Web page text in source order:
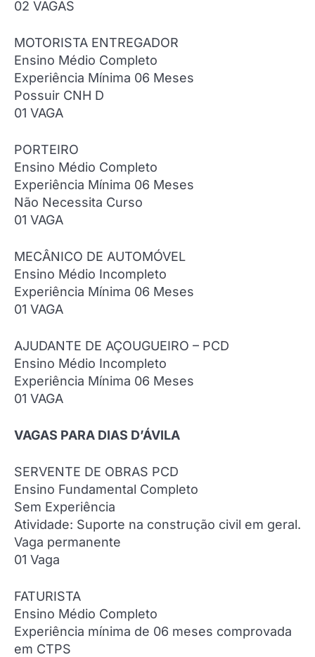
02 VAGAS
MOTORISTA ENTREGADOR
Ensino Médio Completo
Experiência Mínima 06 Meses
Possuir CNH D
01 VAGA
PORTEIRO
Ensino Médio Completo
Experiência Mínima 06 Meses
Não Necessita Curso
01 VAGA
MECÂNICO DE AUTOMÓVEL
Ensino Médio Incompleto
Experiência Mínima 06 Meses
01 VAGA
AJUDANTE DE AÇOUGUEIRO – PCD
Ensino Médio Incompleto
Experiência Mínima 06 Meses
01 VAGA
VAGAS PARA DIAS D’ÁVILA
SERVENTE DE OBRAS PCD
Ensino Fundamental Completo
Sem Experiência
Atividade: Suporte na construção civil em geral.
Vaga permanente
01 Vaga
FATURISTA
Ensino Médio Completo
Experiência mínima de 06 meses comprovada
em CTPS